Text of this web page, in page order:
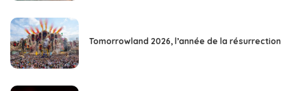
Tomorrowland 2026, l’année de la résurrection